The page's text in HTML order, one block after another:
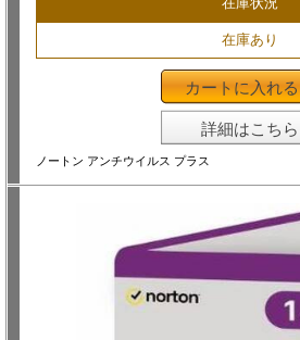
在庫あり
カートに入れる
詳細はこちら
ノートン アンチウイルス プラス